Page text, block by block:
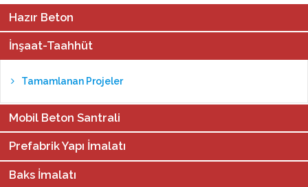
Hazır Beton
İnşaat-Taahhüt
Tamamlanan Projeler
Mobil Beton Santrali
Prefabrik Yapı İmalatı
Baks İmalatı